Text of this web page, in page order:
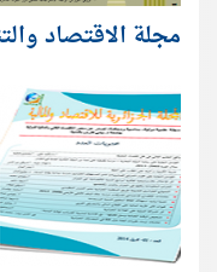
مجلة الاقتصاد